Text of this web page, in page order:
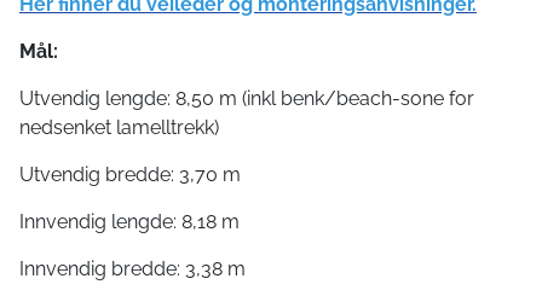
Mål:
Utvendig lengde: 8,50 m (inkl benk/beach-sone for
nedsenket lamelltrekk)
Utvendig bredde: 3,70 m
Innvendig lengde: 8,18 m
Innvendig bredde: 3,38 m